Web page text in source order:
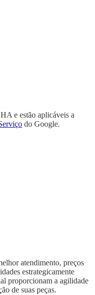
e estão aplicáveis a
do Google.
atendimento, preços
estrategicamente
proporcionam a agilidade
de suas peças.